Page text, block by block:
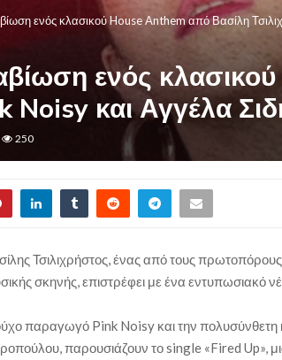
ενός κλασικού House Anthem από Βασίλη
ενός
Noisy και Αγγέλα
250
Τσιλιχρήστος, ένας από τους πρωτοπόρους
σκηνής, επιστρέφει με ένα εντυπωσιακό
παραγωγό Pink Noisy και την πολυσύνθετη
παρουσιάζουν το single «Fired Up»,